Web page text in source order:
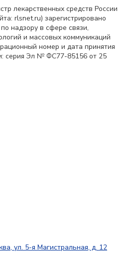
лекарственных средств России
rlsnet.ru) зарегистрировано
надзору в сфере связи,
и массовых коммуникаций
номер и дата принятия
серия Эл № ФС77-85156 от 25
ул. 5-я Магистральная, д. 12